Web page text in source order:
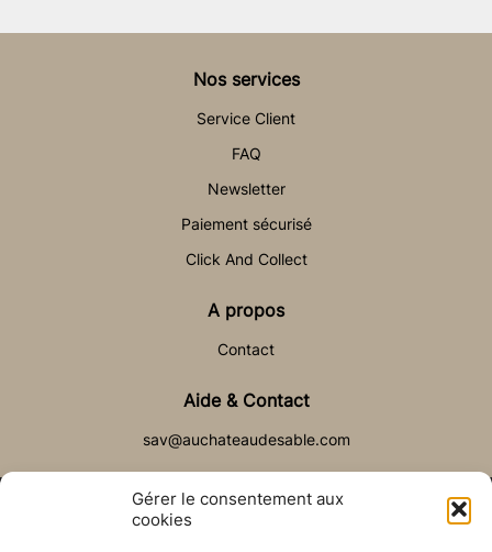
Gérer le consentement aux
cookies
Nos services
Service Client
FAQ
Newsletter
Paiement sécurisé
Click And Collect
A propos
Contact
Aide & Contact
sav@auchateaudesable.com